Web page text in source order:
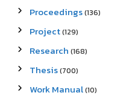
Proceedings(136)
Project(129)
Research (168)
Thesis(700)
Work Manual(10)